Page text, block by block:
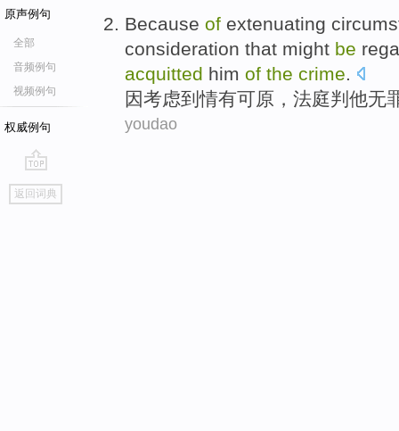
原声例句
全部
音频例句
视频例句
权威例句
go
top
返回词典
Because of extenuating
consideration that might be
acquitted him of the crime.
因考虑到情有可原 ， 法庭判他无
youdao